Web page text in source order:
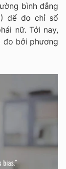
bình đẳng
để đo chỉ số
nữ. Tới nay,
đo bởi phương